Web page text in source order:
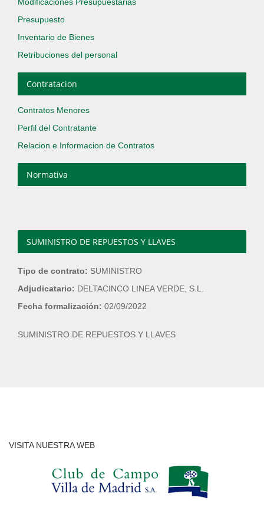
Presupuesto
Inventario de Bienes
Retribuciones del personal
Contratacion
Contratos Menores
Perfil del Contratante
Relacion e Informacion de Contratos
Normativa
SUMINISTRO DE REPUESTOS Y LLAVES
Tipo de contrato: SUMINISTRO
Adjudicatario: DELTACINCO LINEA VERDE, S.L.
Fecha formalización: 02/09/2022
SUMINISTRO DE REPUESTOS Y LLAVES
VISITA NUESTRA WEB